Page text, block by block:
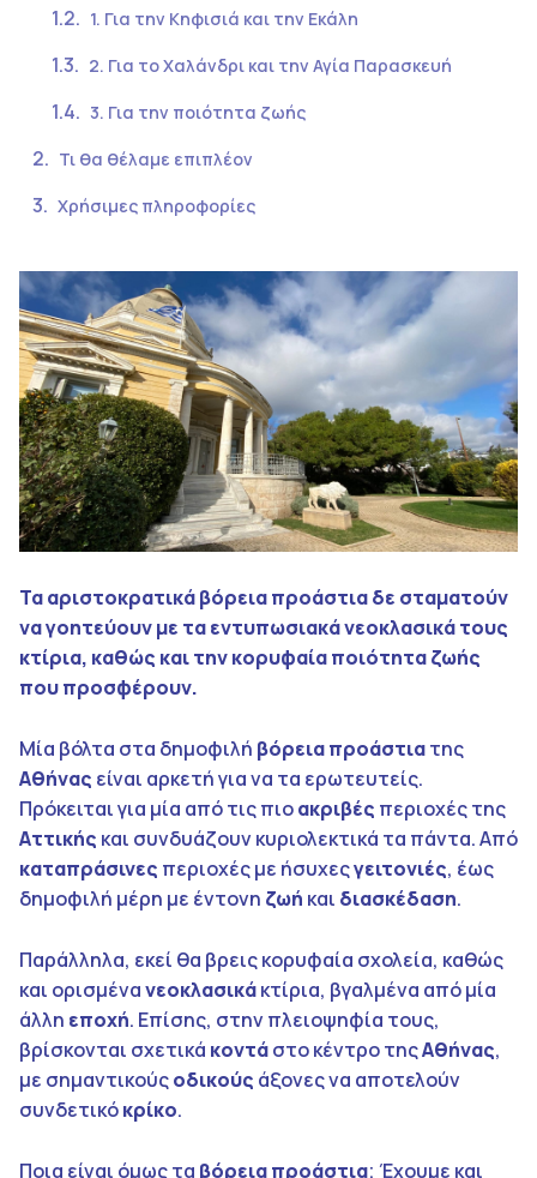
1. Για την Κηφισιά και την Εκάλη
2. Για το Χαλάνδρι και την Αγία Παρασκευή
3. Για την ποιότητα ζωής
Τι θα θέλαμε επιπλέον
Χρήσιμες πληροφορίες
Τα αριστοκρατικά βόρεια προάστια δε σταματούν
να γοητεύουν με τα εντυπωσιακά νεοκλασικά τους
κτίρια, καθώς και την κορυφαία ποιότητα ζωής
που προσφέρουν.
Μία βόλτα στα δημοφιλή βόρεια προάστιατης
Αθήνας είναι αρκετή για να τα ερωτευτείς.
Πρόκειται για μία από τις πιοακριβές περιοχές της
Αττικής και συνδυάζουν κυριολεκτικά τα πάντα. Από
καταπράσινες περιοχές με ήσυχεςγειτονιές, έως
δημοφιλή μέρη με έντονη ζωή και διασκέδαση.
Παράλληλα, εκεί θα βρεις κορυφαία σχολεία, καθώς
και ορισμένανεοκλασικάκτίρια, βγαλμένα από μία
άλλη εποχή. Επίσης, στην πλειοψηφία τους,
βρίσκονται σχετικά κοντάστο κέντρο τηςΑθήνας,
με σημαντικούςοδικούς άξονες να αποτελούν
συνδετικόκρίκο.
Ποια είναι όμως τα βόρεια προάστια; Έχουμε και